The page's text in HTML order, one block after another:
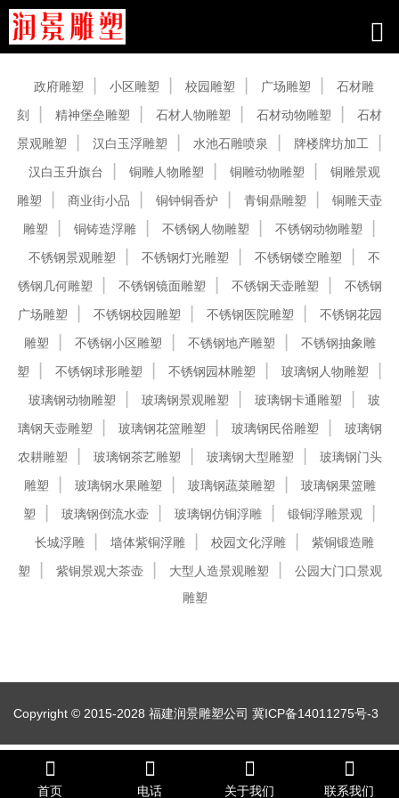
政府雕塑 小区雕塑 校园雕塑 广场雕塑
石材雕
刻
精神堡垒雕塑 石材人物雕塑 石材动物雕塑
石材
景观雕塑
汉白玉浮雕塑 水池石雕喷泉
牌楼牌坊加工
汉白玉升旗台
铜雕人物雕塑 铜雕动物雕塑
铜雕景观
雕塑
商业街小品 铜钟铜香炉 青铜鼎雕塑
铜雕天壶
雕塑
铜铸造浮雕 不锈钢人物雕塑
不锈钢动物雕塑
不锈钢景观雕塑
不锈钢灯光雕塑 不锈钢镂空雕塑
不
锈钢几何雕塑
不锈钢镜面雕塑 不锈钢天壶雕塑
不锈钢
广场雕塑
不锈钢校园雕塑 不锈钢医院雕塑
不锈钢花园
雕塑
不锈钢小区雕塑 不锈钢地产雕塑
不锈钢抽象雕
塑
不锈钢球形雕塑 不锈钢园林雕塑
玻璃钢人物雕塑
玻璃钢动物雕塑
玻璃钢景观雕塑 玻璃钢卡通雕塑
玻
璃钢天壶雕塑
玻璃钢花篮雕塑 玻璃钢民俗雕塑
玻璃钢
农耕雕塑
玻璃钢茶艺雕塑 玻璃钢大型雕塑
玻璃钢门头
雕塑
玻璃钢水果雕塑 玻璃钢蔬菜雕塑
玻璃钢果篮雕
塑
玻璃钢倒流水壶 玻璃钢仿铜浮雕
锻铜浮雕景观
长城浮雕
墙体紫铜浮雕 校园文化浮雕
紫铜锻造雕
塑
紫铜景观大茶壶 大型人造景观雕塑
公园大门口景观
雕塑
Copyright © 2015-2028 福建润景雕塑公司 冀ICP备14011275号-3
首页 电话 关于我们 联系我们